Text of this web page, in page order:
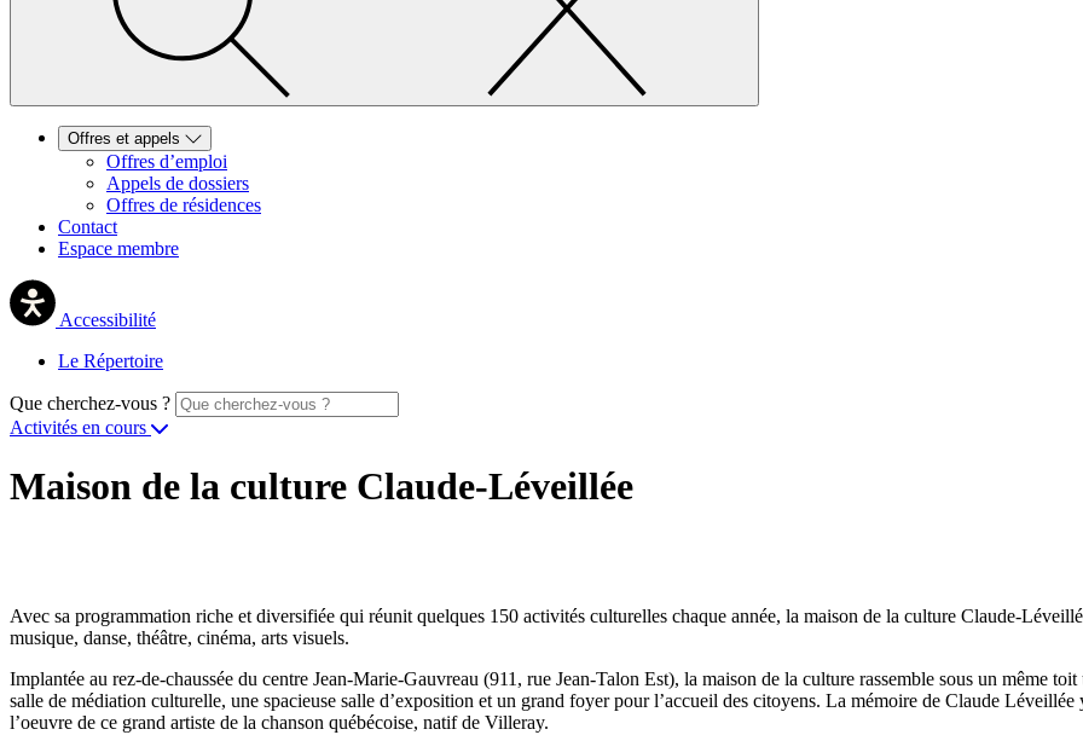
Offres et appels
Offres d’emploi
Appels de dossiers
Offres de résidences
Contact
Espace membre
Accessibilité
Le Répertoire
Que cherchez-vous ?
Activités en cours
Maison de la culture Claude-Léveillée
Avec sa programmation riche et diversifiée qui réunit quelques 150 activités culturelles chaque année, la maison de la culture Claude-
musique, danse, théâtre, cinéma, arts visuels.
Implantée au rez-de-chaussée du centre Jean-Marie-Gauvreau (911, rue Jean-Talon Est), la maison de la culture rassemble sous un même
salle de médiation culturelle, une spacieuse salle d’exposition et un grand foyer pour l’accueil des citoyens. La mémoire de Claude
l’oeuvre de ce grand artiste de la chanson québécoise, natif de Villeray.